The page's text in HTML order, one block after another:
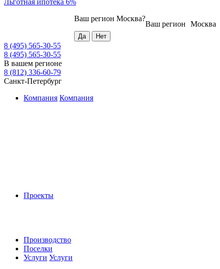
Льготная ипотека 6%
Москва
Ваш регион
Ваш регион Москва?
8 (495) 565-30-55
8 (495) 565-30-55
В вашем регионе
8 (812) 336-60-79
Санкт-Петербург
Компания Компания
Проекты
Производство
Поселки
Услуги Услуги